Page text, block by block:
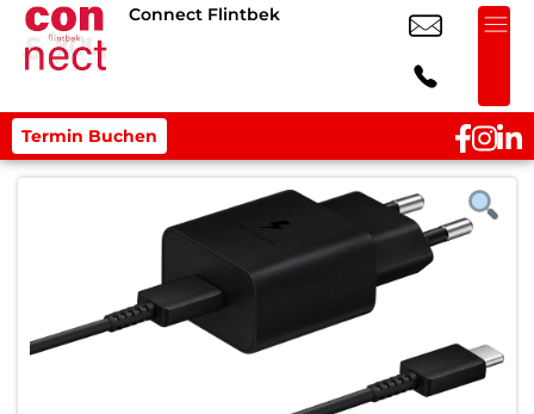
Connect Flintbek
Termin Buchen